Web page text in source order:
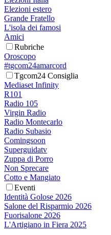
Elezioni estero
Grande Fratello
L'isola dei famosi
Amici
Rubriche
Oroscopo
#tgcom24amarcord
Tgcom24 Consiglia
Mediaset Infinity
R101
Radio 105
Virgin Radio
Radio Montecarlo
Radio Subasio
Comingsoon
Superguidatv
Zuppa di Porro
Non Sprecare
Cotto e Mangiato
Eventi
Identità Golose 2026
Salone del Risparmio 2026
Fuorisalone 2026
L'Artigiano in Fiera 2025